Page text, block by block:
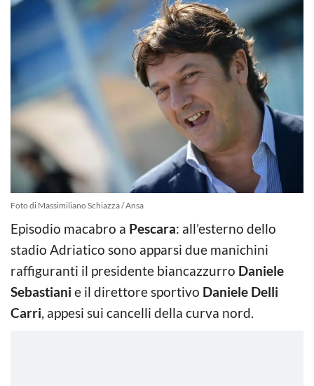
Foto di Massimiliano Schiazza / Ansa
Episodio macabro a Pescara: all’esterno dello
stadio Adriatico sono apparsi due manichini
raffiguranti il presidente biancazzurro Daniele
Sebastiani e il direttore sportivo Daniele Delli
Carri, appesi sui cancelli della curva nord.